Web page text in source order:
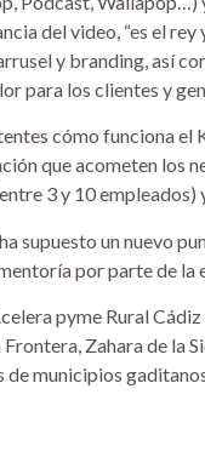
del video, “es el
y branding, así
para los clientes y
cómo funciona
que acometen los
3 y 10
supuesto un nuevo
por parte de la
pyme Rural
Zahara de la
municipios